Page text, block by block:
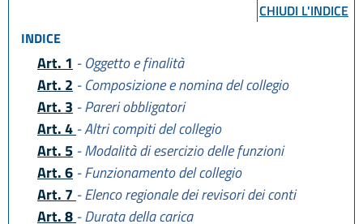
CHIUDI L'INDICE
INDICE
Art. 1 - Oggetto e finalità
Art. 2 - Composizione e nomina del collegio
Art. 3 - Pareri obbligatori
Art. 4 - Altri compiti del collegio
Art. 5 - Modalità di esercizio delle funzioni
Art. 6 - Funzionamento del collegio
Art. 7 - Elenco regionale dei revisori dei conti
Art. 8 - Durata della carica